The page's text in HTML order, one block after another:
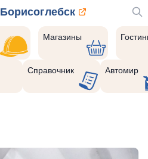
Борисоглебск
Магазины
Справочник Автомир